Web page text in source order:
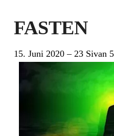
FASTEN
15. Juni 2020 – 23 Sivan